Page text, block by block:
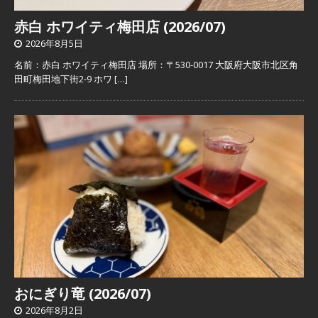
赤白 ホワイティ梅田店 (2026/07)
2026年8月5日
名前：赤白 ホワイティ梅田店 場所：〒530-0017 大阪府大阪市北区角
田町梅田地下街2-9 ホワ […]
おにぎり竜 (2026/07)
2026年8月2日